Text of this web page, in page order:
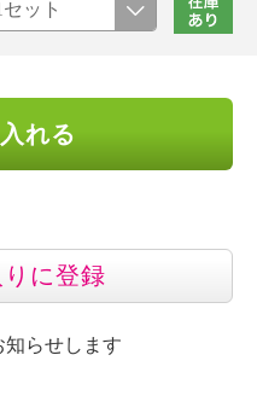
れる
に登録
知らせします